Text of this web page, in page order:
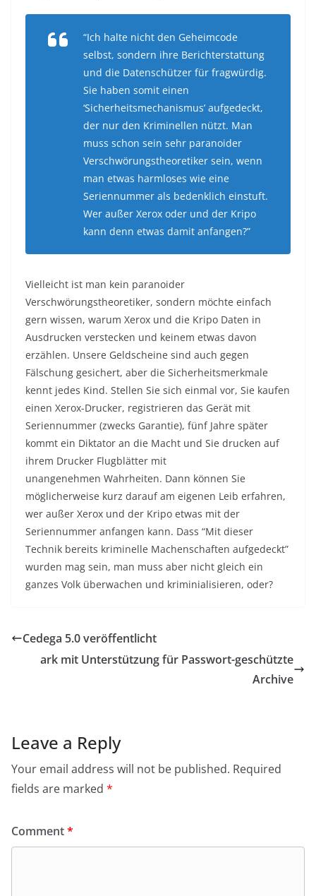
“Ich halte nicht den Geheimcode
selbst, sondern ihre Berichterstattung
und die Datenschützer für fragwürdig.
Sie haben somit einen
‘Sicherheitsmechanismus’ aufgedeckt,
der nur den Kriminellen nützt. Man
muss schon sein sehr paranoider
Verschwörungstheoretiker sein, wenn
man etwas harmloses wie eine
Seriennummer als bedenklich einstuft.
Wer außer Xerox oder und der Kripo
kann denn etwas damit anfangen?”
Vielleicht ist man kein paranoider
Verschwörungstheoretiker, sondern möchte einfach
gern wissen, warum Xerox und die Kripo Daten in
Ausdrucken verstecken und keinem etwas davon
erzählen. Unsere Geldscheine sind auch gegen
Fälschung gesichert, aber die Sicherheitsmerkmale
kennt jedes Kind. Stellen Sie sich einmal vor, Sie kaufen
einen Xerox-Drucker, registrieren das Gerät mit
Seriennummer (zwecks Garantie), fünf Jahre später
kommt ein Diktator an die Macht und Sie drucken auf
ihrem Drucker Flugblätter mit
unangenehmen Wahrheiten. Dann können Sie
möglicherweise kurz darauf am eigenen Leib erfahren,
wer außer Xerox und der Kripo etwas mit der
Seriennummer anfangen kann. Dass “Mit dieser
Technik bereits kriminelle Machenschaften aufgedeckt”
wurden mag sein, man muss aber nicht gleich ein
ganzes Volk überwachen und kriminialisieren, oder?
Cedega 5.0 veröffentlicht
ark mit Unterstützung für Passwort-geschützte
Archive
Leave a Reply
Your email address will not be published. Required
fields are marked *
Comment*